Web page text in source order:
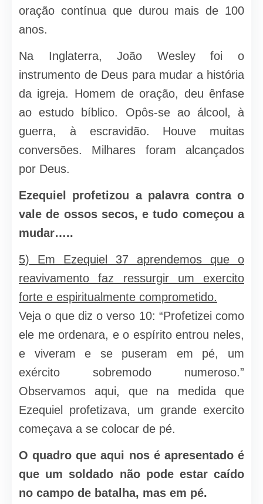
oração contínua que durou mais de 100
anos.
Na Inglaterra, João Wesley foi o
instrumento de Deus para mudar a história
da igreja. Homem de oração, deu ênfase
ao estudo bíblico. Opôs-se ao álcool, à
guerra, à escravidão. Houve muitas
conversões. Milhares foram alcançados
por Deus.
Ezequiel profetizou a palavra contra o
vale de ossos secos, e tudo começou a
mudar…..
5) Em Ezequiel 37 aprendemos que o
reavivamento faz ressurgir um exercito
forte e espiritualmente comprometido.
Veja o que diz o verso 10: “Profetizei como
ele me ordenara, e o espírito entrou neles,
e viveram e se puseram em pé, um
exército sobremodo numeroso.”
Observamos aqui, que na medida que
Ezequiel profetizava, um grande exercito
começava a se colocar de pé.
O quadro que aqui nos é apresentado é
que um soldado não pode estar caído
no campo de batalha, mas em pé.